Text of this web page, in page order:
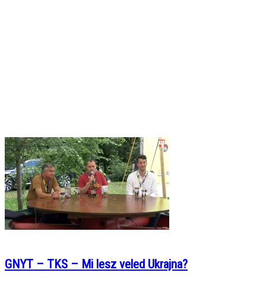
GNYT – TKS – Mi lesz veled Ukrajna?